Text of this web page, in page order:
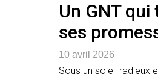
Un GNT
ses
10 avril 2026
Sous un soleil radieux